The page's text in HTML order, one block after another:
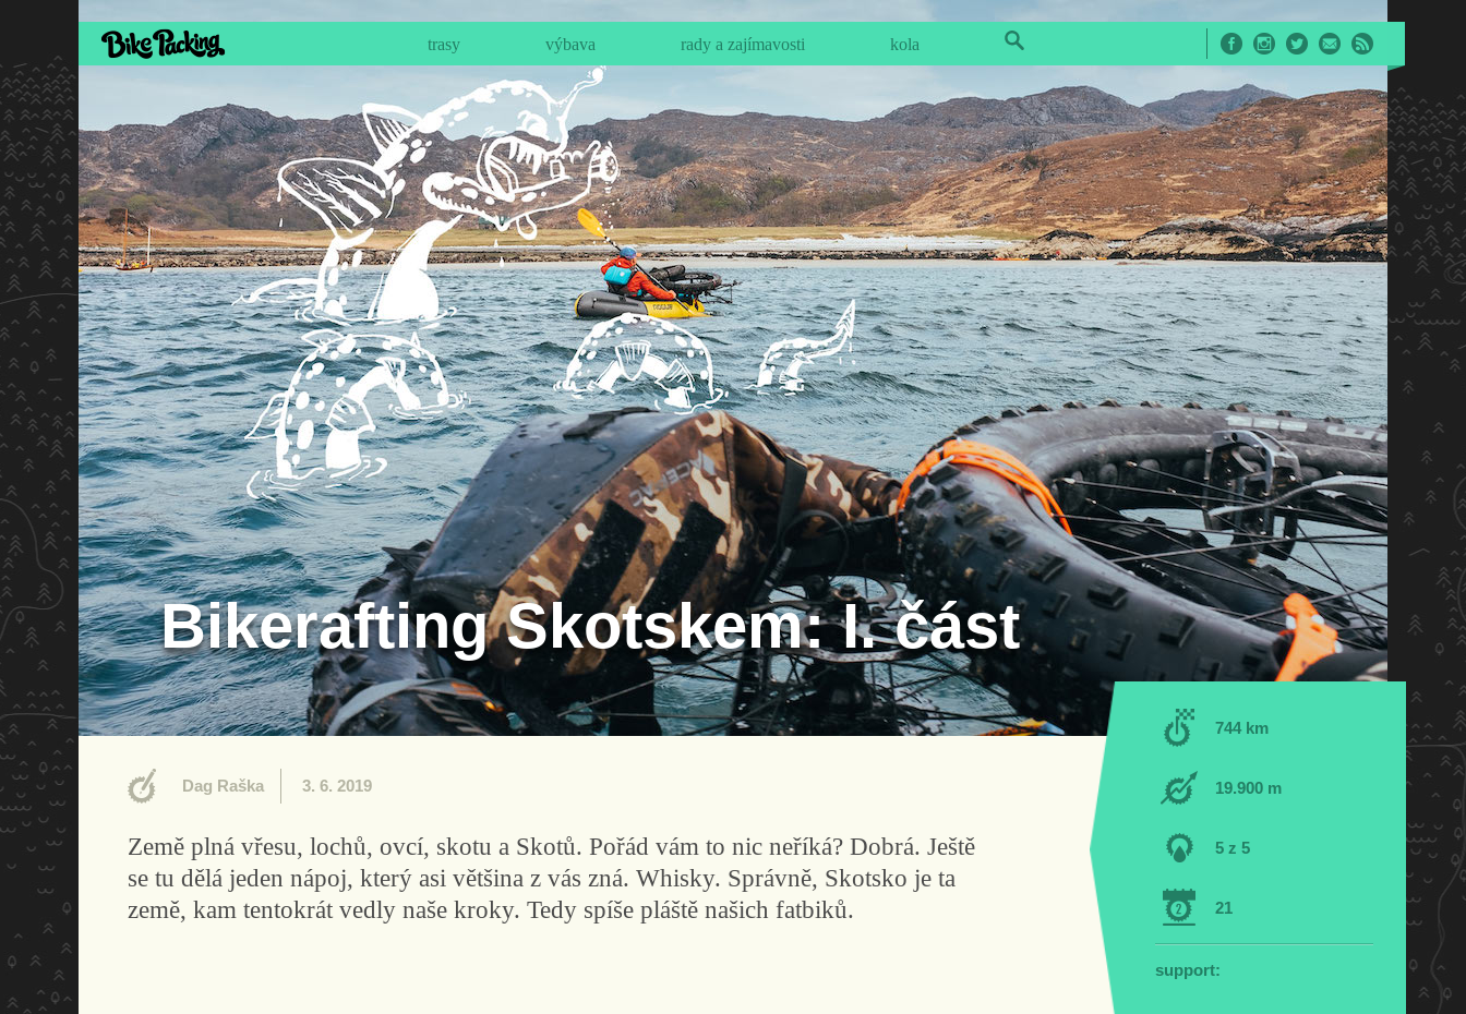
trasy výbava rady a zajímavosti kola
Bikerafting Skotskem: I. část
Dag Raška 3. 6. 2019
Země plná vřesu, lochů, ovcí, skotu a Skotů. Pořád vám to nic neříká? Dobrá. Ještě
se tu dělá jeden nápoj, který asi většina z vás zná. Whisky. Správně, Skotsko je ta
země, kam tentokrát vedly naše kroky. Tedy spíše pláště našich fatbiků.
744 km
19.900 m
5 z 5
21
support: